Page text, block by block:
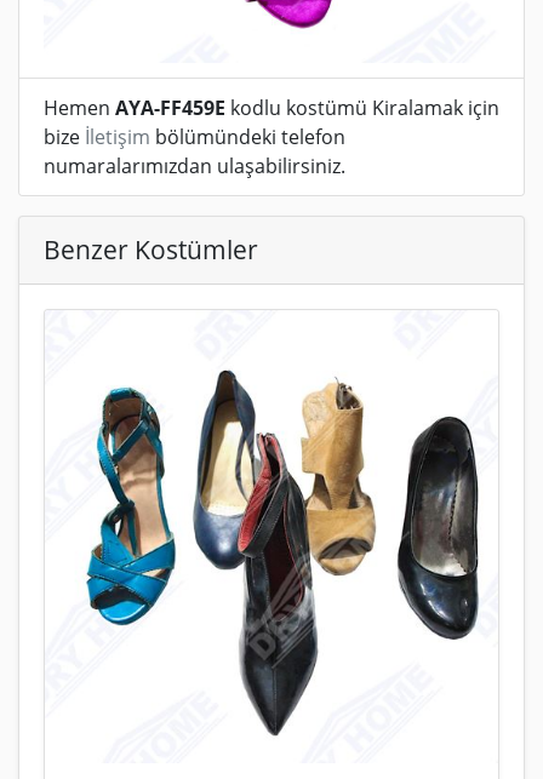
Hemen AYA-FF459E kodlu kostümü Kiralamak için
bize İletişim bölümündeki telefon
numaralarımızdan ulaşabilirsiniz.
Benzer Kostümler